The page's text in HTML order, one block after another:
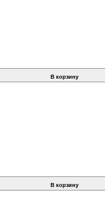
В корзину
В корзину